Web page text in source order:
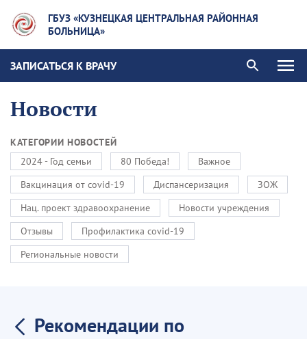
ГБУЗ «КУЗНЕЦКАЯ ЦЕНТРАЛЬНАЯ РАЙОННАЯ
БОЛЬНИЦА»
ЗАПИСАТЬСЯ К ВРАЧУ
Новости
КАТЕГОРИИ НОВОСТЕЙ
2024 - Год семьи
80 Победа!
Важное
Вакцинация от covid-19
Диспансеризация
ЗОЖ
Нац. проект здравоохранение
Новости учреждения
Отзывы
Профилактика covid-19
Региональные новости
Рекомендации по